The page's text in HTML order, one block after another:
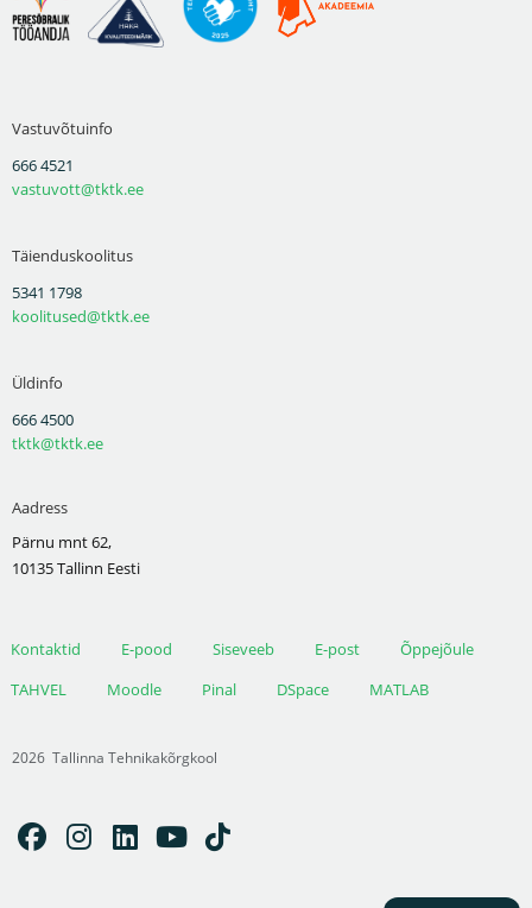
Vastuvõtuinfo
666 4521
vastuvott@tktk.ee
Täienduskoolitus
5341 1798
koolitused@tktk.ee
Üldinfo
666 4500
tktk@tktk.ee
Aadress
Pärnu mnt 62,
10135 Tallinn Eesti
Kontaktid E-pood Siseveeb E-post
Õppejõule
TAHVEL
Moodle Pinal DSpace MATLAB
2026 Tallinna Tehnikakõrgkool